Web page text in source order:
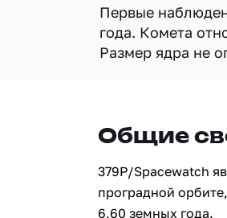
Первые
года. Комета
Размер ядра не
Общие
379P/Spacewatch
проградной
6,60 земных года.